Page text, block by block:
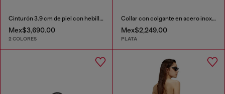
Cinturón 3.9 cm de piel con hebilla en D
Mex$3,690.00
2 COLORES
Collar con colgante en acero inoxidable
Mex$2,249.00
PLATA